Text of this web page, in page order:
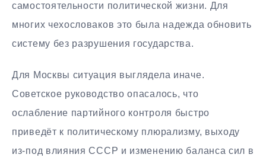
самостоятельности политической жизни. Для
многих чехословаков это была надежда обновить
систему без разрушения государства.
Для Москвы ситуация выглядела иначе.
Советское руководство опасалось, что
ослабление партийного контроля быстро
приведёт к политическому плюрализму, выходу
из-под влияния СССР и изменению баланса сил в